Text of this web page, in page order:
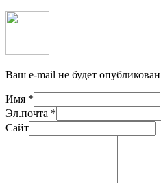
Ваш e-mail не будет
Имя *
Эл.почта *
Сайт